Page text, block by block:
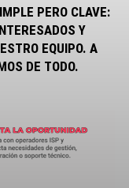
PERO CLAVE:
Y
EQUIPO. A
DE TODO.